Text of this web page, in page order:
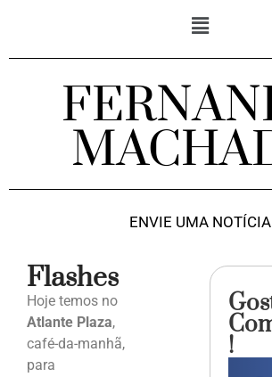
ENVIE UMA NOTÍCIA
Flashes
Hoje temos no
Atlante Plaza,
café-da-manhã,
para
!